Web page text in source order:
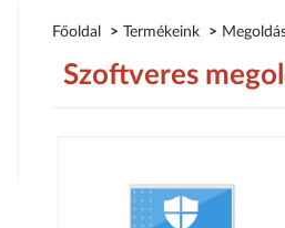
Főoldal > Termékeink >
Szoftveres